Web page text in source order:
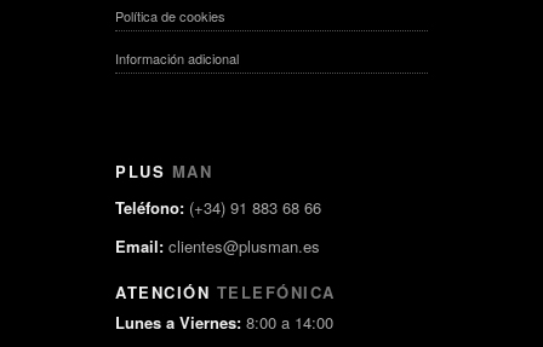
Política de cookies
Información adicional
PLUS MAN
Teléfono: (+34) 91 883 68 66
Email: clientes@plusman.es
ATENCIÓN TELEFÓNICA
Lunes a Viernes: 8:00 a 14:00